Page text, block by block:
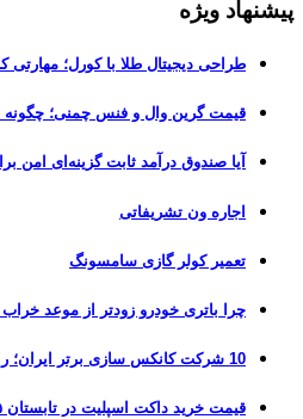
پیشنهاد ویژه
طراحی دیجیتال طلا با کورل؛ مهارتی
قیمت گرین وال و فنس چمنی؛ چگونه
آیا صندوق درآمد ثابت گزینه‌ای
اجاره ون تشریفاتی
تعمیر کولر گازی سامسونگ
چرا باتری خودرو زودتر از موعد خراب می‌شود؟ ۱۰ اشتباه رایجی که عمر
10 شرکت کانکس سازی برتر ایران؛ راهنمای انتخاب مطمئن‌ترین تولیدکننده کانکس در بازار 1405
قیمت خرید داکت اسپلیت در تابستان ۱۴۰۵